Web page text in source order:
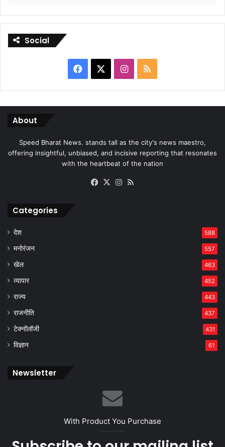
Social
Facebook Instagram
RSS
About
Speed Bharat News. stands tall as the city's news maestro,
offering insightful, unbiased, and incisive reporting that resonates
with the heartbeat of the nation
Facebook
X Instagram
Categories
देश 588
मनोरंजन 557
खेल 463
व्यापार 452
राज्य 443
राजनीति 437
टेक्नॉलॉजी 431
विज्ञान 61
Newsletter
With Product You Purchase